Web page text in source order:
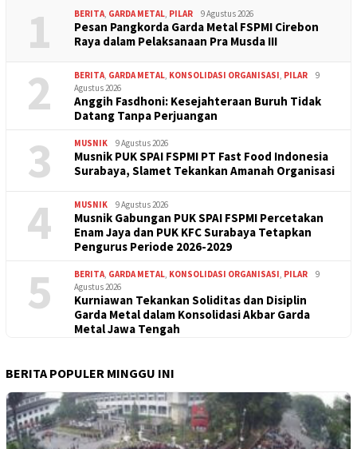
1 BERITA, GARDA METAL, PILAR 9 Agustus 2026
Pesan Pangkorda Garda Metal FSPMI Cirebon
Raya dalam Pelaksanaan Pra Musda III
2 BERITA, GARDA METAL, KONSOLIDASI ORGANISASI, PILAR
9
Agustus 2026
Anggih Fasdhoni: Kesejahteraan Buruh Tidak
Datang Tanpa Perjuangan
3 MUSNIK 9 Agustus 2026
Musnik PUK SPAI FSPMI PT Fast Food Indonesia
Surabaya, Slamet Tekankan Amanah Organisasi
4 MUSNIK 9 Agustus 2026
Musnik Gabungan PUK SPAI FSPMI Percetakan
Enam Jaya dan PUK KFC Surabaya Tetapkan
Pengurus Periode 2026-2029
5 BERITA, GARDA METAL, KONSOLIDASI ORGANISASI, PILAR
9
Agustus 2026
Kurniawan Tekankan Soliditas dan Disiplin
Garda Metal dalam Konsolidasi Akbar Garda
Metal Jawa Tengah
BERITA POPULER MINGGU INI